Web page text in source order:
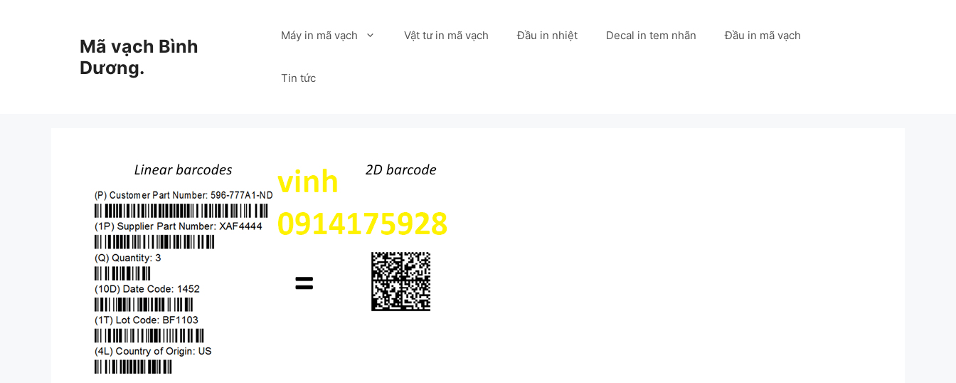
Mã vạch Bình
Dương.
Máy in mã vạch Vật tư in mã vạch Đầu in nhiệt Decal in tem nhãn Đầu in mã vạch
Tin tức